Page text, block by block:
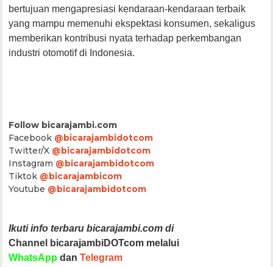
bertujuan mengapresiasi kendaraan-kendaraan terbaik
yang mampu memenuhi ekspektasi konsumen, sekaligus
memberikan kontribusi nyata terhadap perkembangan
industri otomotif di Indonesia.
Follow bicarajambi.com
Facebook @bicarajambidotcom
Twitter/X @bicarajambidotcom
Instagram @bicarajambidotcom
Tiktok @bicarajambicom
Youtube @bicarajambidotcom
Ikuti info terbaru bicarajambi.com di
Channel bicarajambiDOTcom melalui
WhatsApp danTelegram